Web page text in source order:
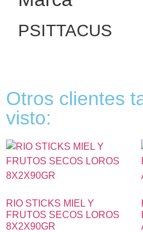
PSITTACUS
Otros clientes
visto:
RIO STICKS MIEL Y
FRUTOS SECOS LOROS
8X2X90GR